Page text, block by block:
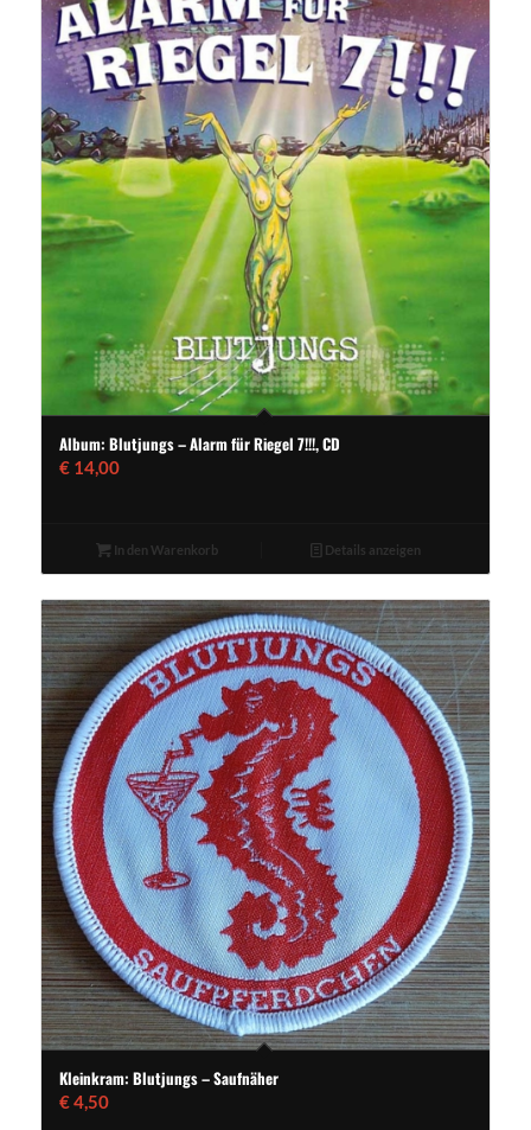
Album: Blutjungs – Alarm für Riegel 7!!!, CD
€14,00
In den Warenkorb Details anzeigen
Kleinkram: Blutjungs – Saufnäher
€4,50